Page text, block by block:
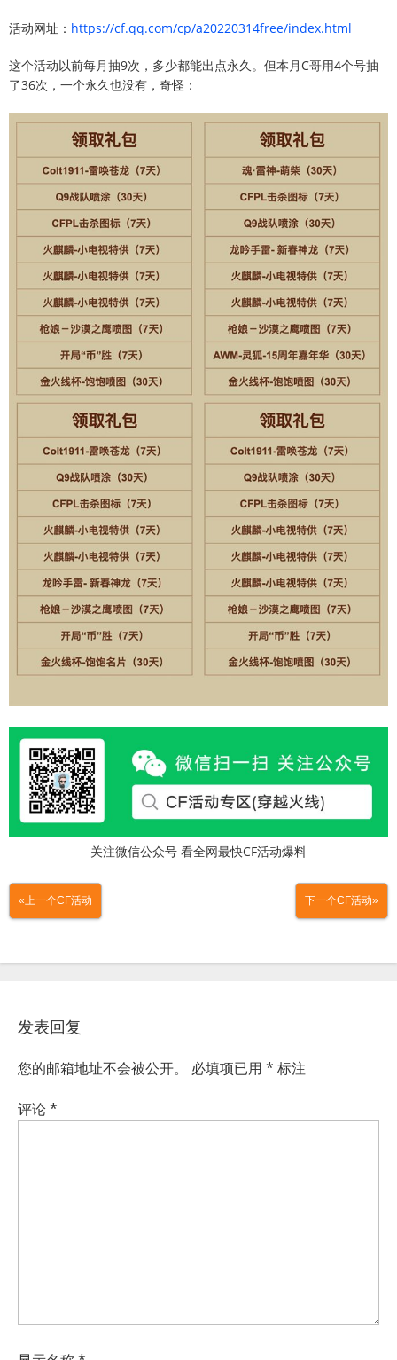
活动网址： https://cf.qq.com/cp/a20220314free/index.html
这个活动以前每月抽9次，多少都能出点永久。但本月C哥用4个号抽
了36次，一个永久也没有，奇怪：
关注微信公众号 看全网最快CF活动爆料
«上一个CF活动 下一个CF活动»
发表回复
您的邮箱地址不会被公开。 必填项已用 * 标注
评论*